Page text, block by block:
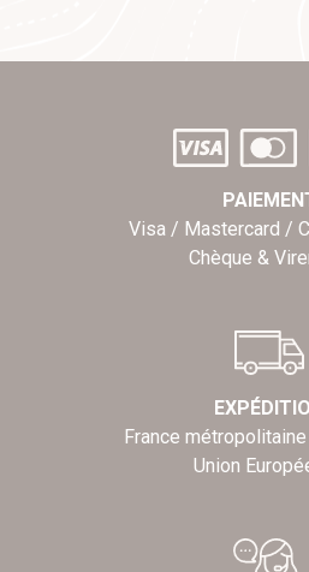
Visa / Mastercard /
Chèque &
France
Union